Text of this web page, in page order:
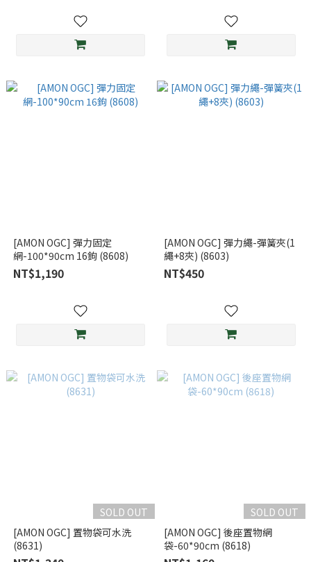
[AMON OGC] 彈力固定
網-100*90cm 16鉤 (8608)
NT$1,190
[AMON OGC] 彈力繩-彈簧夾(1
繩+8夾) (8603)
NT$450
SOLD OUT
[AMON OGC] 置物袋可水洗
(8631)
SOLD OUT
[AMON OGC] 後座置物網
袋-60*90cm (8618)